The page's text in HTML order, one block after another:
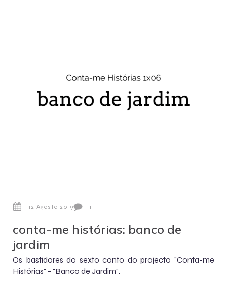
12 Agosto 2019 1
conta-me histórias: banco de
jardim
Os bastidores do sexto conto do projecto "Conta-me
Histórias" - "Banco de Jardim".